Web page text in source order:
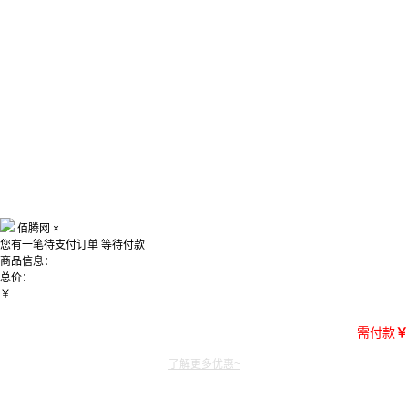
佰腾网 ×
您有一笔待支付订单 等待付款
商品信息：
总价：
￥
需付款￥
了解更多优惠~